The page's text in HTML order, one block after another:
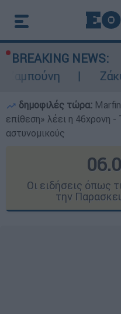
BREAKING NEWS:
Ζάκυνθος: Τι
δημοφιλές τώρα:
επίθεση» λέει η 46χρονη
αστυνομικούς
Οι ειδήσεις όπως
την